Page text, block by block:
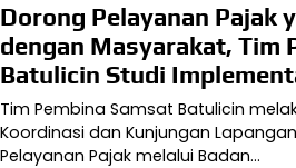
Dorong Pelayanan Pajak
dengan Masyarakat, Tim
Batulicin Studi
Tim Pembina Samsat Batulicin
Koordinasi dan Kunjungan
Pelayanan Pajak melalui Badan…